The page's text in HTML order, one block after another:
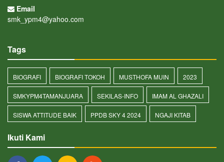
Email
smk_ypm4@yahoo.com
Tags
BIOGRAFI BIOGRAFI TOKOH MUSTHOFA MUIN 2023
SMKYPM4TAMANJUARA SEKILAS-INFO IMAM AL GHAZALI
SISWA ATTITUDE BAIK PPDB SKY 4 2024 NGAJI KITAB
Ikuti Kami